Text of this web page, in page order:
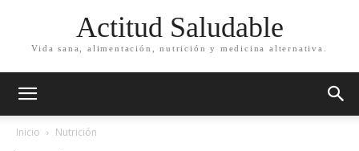
Actitud Saludable
Vida sana, alimentación, nutrición y medicina alternativa.
Inicio Nutrición